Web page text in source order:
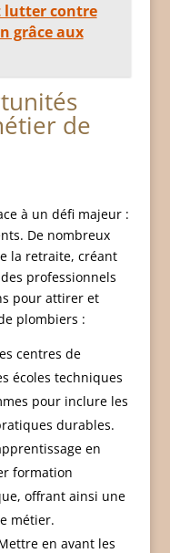
lutter contre
grâce aux
de
à un défi majeur :
De nombreux
la retraite, créant
professionnels
pour attirer et
plombiers :
centres de
écoles techniques
pour inclure les
durables.
en
formation
offrant ainsi une
métier.
en avant les